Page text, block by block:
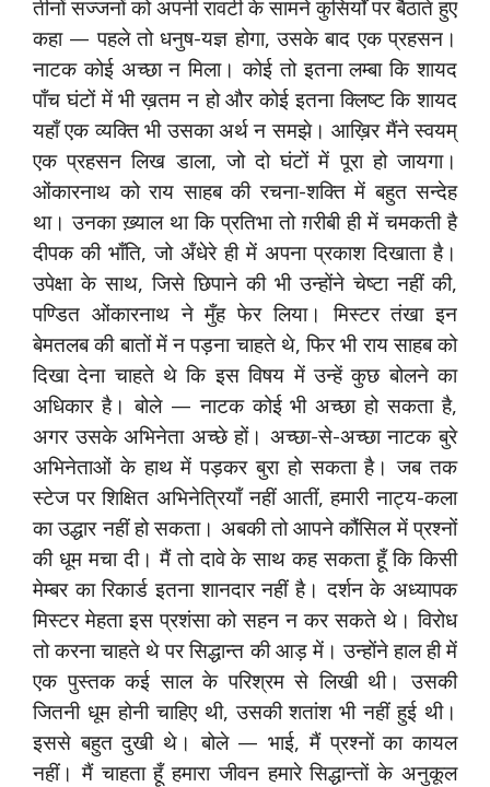
तीनों सज्जनों को अपनी रावटी के सामने कुसिर्यों पर बैठाते हुए
कहा — पहले तो धनुष-यज्ञ होगा, उसके बाद एक प्रहसन।
नाटक कोई अच्छा न मिला। कोई तो इतना लम्बा कि शायद
पाँच घंटों में भी ख़तम न हो और कोई इतना क्लिष्ट कि शायद
यहाँ एक व्यक्ति भी उसका अर्थ न समझे। आख़िर मैंने स्वयम्
एक प्रहसन लिख डाला, जो दो घंटों में पूरा हो जायगा।
ओंकारनाथ को राय साहब की रचना-शक्ति में बहुत सन्देह
था। उनका ख़्याल था कि प्रतिभा तो ग़रीबी ही में चमकती है
दीपक की भाँति, जो अँधेरे ही में अपना प्रकाश दिखाता है।
उपेक्षा के साथ, जिसे छिपाने की भी उन्होंने चेष्टा नहीं की,
पण्डित ओंकारनाथ ने मुँह फेर लिया। मिस्टर तंखा इन
बेमतलब की बातों में न पड़ना चाहते थे, फिर भी राय साहब को
दिखा देना चाहते थे कि इस विषय में उन्हें कुछ बोलने का
अधिकार है। बोले — नाटक कोई भी अच्छा हो सकता है,
अगर उसके अभिनेता अच्छे हों। अच्छा-से-अच्छा नाटक बुरे
अभिनेताओं के हाथ में पड़कर बुरा हो सकता है। जब तक
स्टेज पर शिक्षित अभिनेत्रियाँ नहीं आतीं, हमारी नाट्य-कला
का उद्धार नहीं हो सकता। अबकी तो आपने कौंसिल में प्रश्नों
की धूम मचा दी। मैं तो दावे के साथ कह सकता हूँ कि किसी
मेम्बर का रिकार्ड इतना शानदार नहीं है। दर्शन के अध्यापक
मिस्टर मेहता इस प्रशंसा को सहन न कर सकते थे। विरोध
तो करना चाहते थे पर सिद्धान्त की आड़ में। उन्होंने हाल ही में
एक पुस्तक कई साल के परिश्रम से लिखी थी। उसकी
जितनी धूम होनी चाहिए थी, उसकी शतांश भी नहीं हुई थी।
इससे बहुत दुखी थे। बोले — भाई, मैं प्रश्नों का कायल
नहीं। मैं चाहता हूँ हमारा जीवन हमारे सिद्धान्तों के अनुकूल